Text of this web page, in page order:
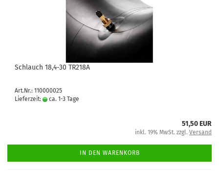
Schlauch 18,4-30 TR218A
Art.Nr.: 110000025
Lieferzeit:
ca. 1-3 Tage
51,50 EUR
inkl. 19% MwSt. zzgl. Versand
IN DEN WARENKORB